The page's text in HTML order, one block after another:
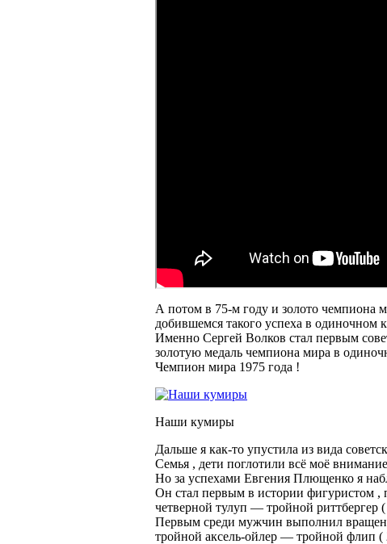
А потом в 75-м году и золото чемпиона
добившемся такого успеха в одиночном
Именно Сергей Волков стал первым
золотую медаль чемпиона мира в
Чемпион мира 1975 года !
Наши кумиры
Дальше я как-то упустила из вида
Семья , дети поглотили всё моё
Но за успехами Евгения Плющенко я
Он стал первым в истории фигуристом
четверной тулуп — тройной риттбергер
Первым среди мужчин выполнил
тройной аксель-ойлер — тройной флип (